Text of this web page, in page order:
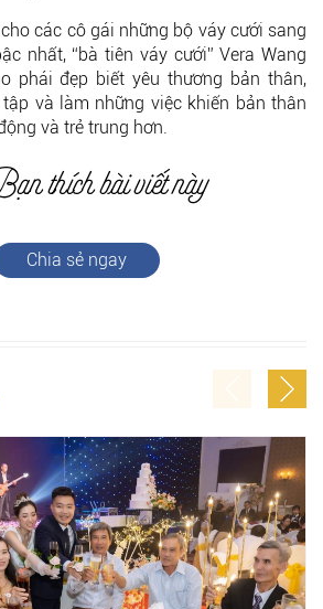
các cô gái những bộ váy cưới sang
nhất, “bà tiên váy cưới” Vera Wang
phái đẹp biết yêu thương bản thân,
và làm những việc khiến bản thân
và trẻ trung hơn.
Chia sẻ ngay